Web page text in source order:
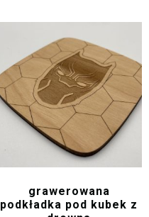
grawerowana
podkładka pod kubek z